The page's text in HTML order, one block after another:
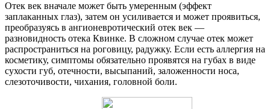
Отек век вначале может быть умеренным (эффект
заплаканных глаз), затем он усиливается и может проявиться,
преобразуясь в ангионевротический отек век —
разновидность отека Квинке. В сложном случае отек может
распространиться на роговицу, радужку. Если есть аллергия на
косметику, симптомы обязательно проявятся на губах в виде
сухости губ, отечности, высыпаний, заложенности носа,
слезоточивости, чихания, головной боли.